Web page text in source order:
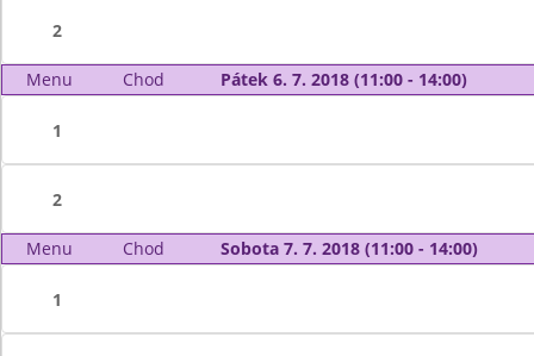
2
Menu Chod Pátek 6. 7. 2018 (11:00 - 14:00)
1
2
Menu Chod Sobota 7. 7. 2018 (11:00 - 14:00)
1